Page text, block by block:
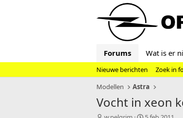
Forums Wat is er
Nieuwe berichten
Zoek in
Modellen
Astra
Vocht in xeon